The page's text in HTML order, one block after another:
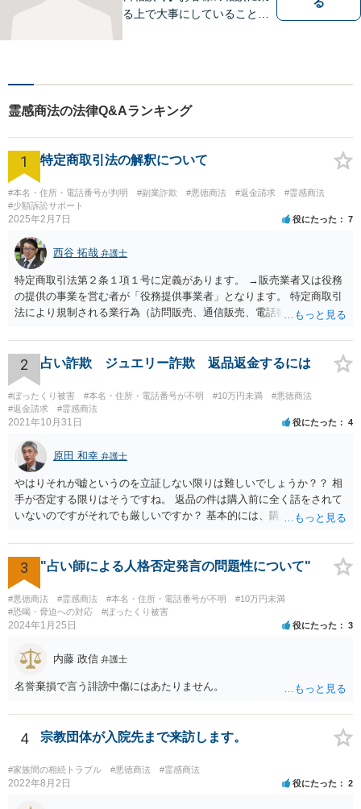
る上で大事にしていることは
みに真摯に耳を傾け，個々の
事情を吟味したうえで適切な
解決が図れるようサポートし
て参ります。
霊感商法の法律Q&Aランキング
1 特定商取引法の解釈について
#本名・住所・電話番号が判明 #副業詐欺 #悪徳商法 #返金請求
#霊感商法
#少額訴訟サポート
2025年2月7日 役にたった 7
西谷 拓哉 弁護士
特定商取引法第２条１項１号に定義があります。 →販売業者又は役務
の提供の事業を営む者が「役務提供事業者」となります。 特定商取引
法により規制される業行為（訪問販売、通信販売、電話勧誘販売な
を守る必要があります。
2 占い詐欺 ジュエリー詐欺 返品返金するには
#ぼったくり被害 #本名・住所・電話番号が不明 #10万円未満
#悪徳商法
#返金請求
#霊感商法
2021年10月31日 役にたった 4
原田 和幸 弁護士
やはりそれが嘘というのを立証しない限りは難しいでしょうか？？ 相
手が否定する限りはそうですね。 返品の件は購入前に全く話をされて
いないのですがそれでも厳しいですか？ 基本的には、購入したのであ
3 "占い師による人格否定発言の問題性について"
#悪徳商法 #霊感商法 #本名・住所・電話番号が不明
#10万円未満
#恐喝・脅迫への対応
#ぼったくり被害
2024年1月25日 役にたった 3
内藤 政信 弁護士
名誉棄損で言う誹謗中傷にはあたりません。
4 宗教団体が入院先まで来訪します。
#家族間の相続トラブル #悪徳商法 #霊感商法
2022年8月2日 役にたった 2